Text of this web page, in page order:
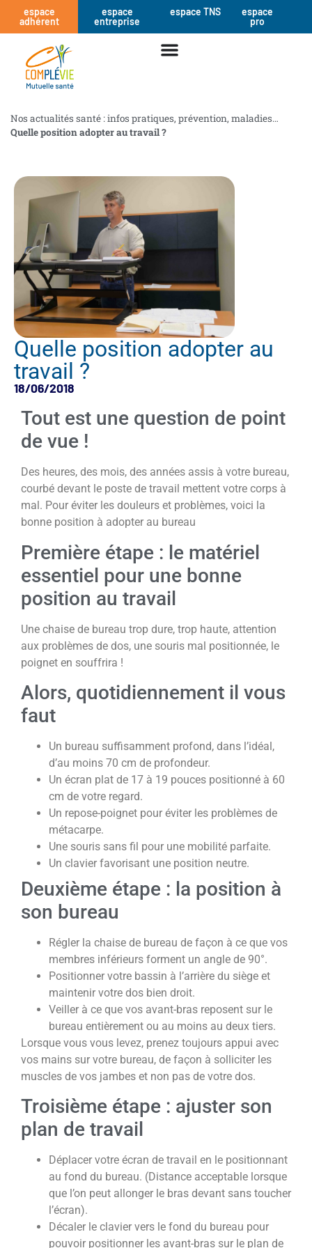
espace
adhérent
espace
entreprise
espace TNS
espace
pro
Nos actualités santé : infos pratiques, prévention, maladies…
Quelle position adopter au travail ?
Quelle position adopter au
travail ?
18/06/2018
Tout est une question de point
de vue !
Des heures, des mois, des années assis à votre bureau,
courbé devant le poste de travail mettent votre corps à
mal. Pour éviter les douleurs et problèmes, voici la
bonne position à adopter au bureau
Première étape : le matériel
essentiel pour une bonne
position au travail
Une chaise de bureau trop dure, trop haute, attention
aux problèmes de dos, une souris mal positionnée, le
poignet en souffrira !
Alors, quotidiennement il vous
faut
Un bureau suffisamment profond, dans l’idéal,
d’au moins 70 cm de profondeur.
Un écran plat de 17 à 19 pouces positionné à 60
cm de votre regard.
Un repose-poignet pour éviter les problèmes de
métacarpe.
Une souris sans fil pour une mobilité parfaite.
Un clavier favorisant une position neutre.
Deuxième étape : la position à
son bureau
Régler la chaise de bureau de façon à ce que vos
membres inférieurs forment un angle de 90°.
Positionner votre bassin à l’arrière du siège et
maintenir votre dos bien droit.
Veiller à ce que vos avant-bras reposent sur le
bureau entièrement ou au moins au deux tiers.
Lorsque vous vous levez, prenez toujours appui avec
vos mains sur votre bureau, de façon à solliciter les
muscles de vos jambes et non pas de votre dos.
Troisième étape : ajuster son
plan de travail
Déplacer votre écran de travail en le positionnant
au fond du bureau. (Distance acceptable lorsque
que l’on peut allonger le bras devant sans toucher
l’écran).
Décaler le clavier vers le fond du bureau pour
pouvoir positionner les avant-bras sur le plan de